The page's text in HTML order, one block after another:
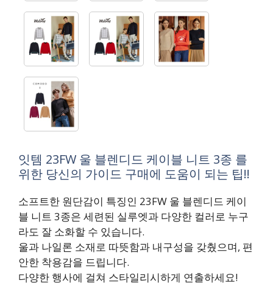
잇템 23FW 울 블렌디드 케이블 니트 3종 를
위한 당신의 가이드 구매에 도움이 되는 팁!!
소프트한 원단감이 특징인 23FW 울 블렌디드 케이
블 니트 3종은 세련된 실루엣과 다양한 컬러로 누구
라도 잘 소화할 수 있습니다.
울과 나일론 소재로 따뜻함과 내구성을 갖췄으며, 편
안한 착용감을 드립니다.
다양한 행사에 걸쳐 스타일리시하게 연출하세요!